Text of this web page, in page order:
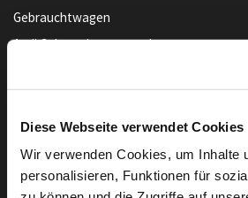
Diese Webseite verwendet Cookies
Wir verwenden Cookies, um Inhalte
personalisieren, Funktionen für
Gebrauchtwagen
Audi Gebrauchtwagen :plus
Online-Terminbuchung
Für Geschäftskunden